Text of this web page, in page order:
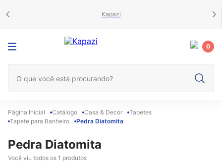
Kapazi
0
Catálogo Casa & Decor
Tapetes
Tapete para Banheiro
Pedra Diatomita
Pedra Diatomita
Você viu todos os 1 produtos